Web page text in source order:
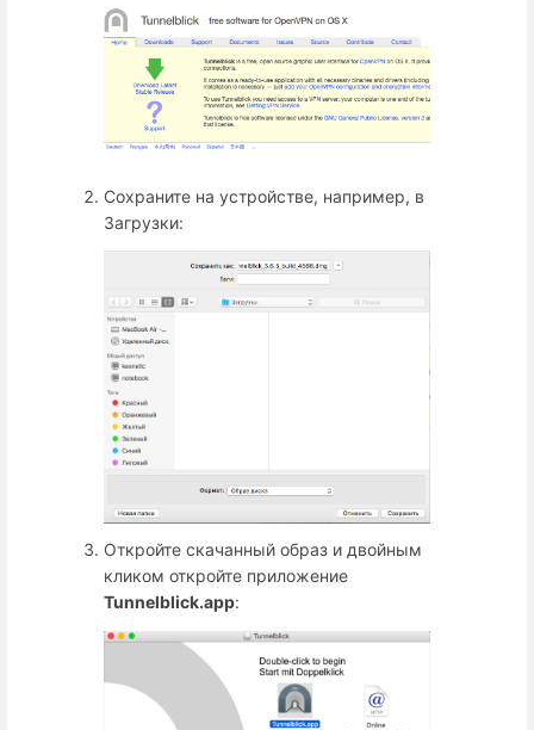
Сохраните на устройстве, например, в
Загрузки:
Откройте скачанный образ и двойным
кликом откройте приложение
Tunnelblick.app: